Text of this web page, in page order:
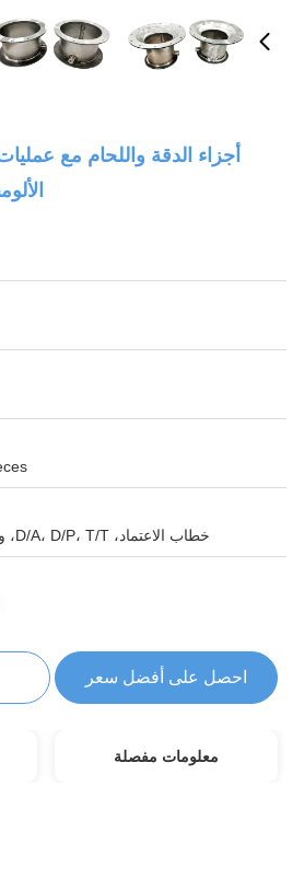
أجزاء الدقة واللحام مع
خطاب الاعتماد، D/A، D/P، T/T، ويسترن يونيون، موني جرام
احصل على أفضل سعر
معلومات مفصلة